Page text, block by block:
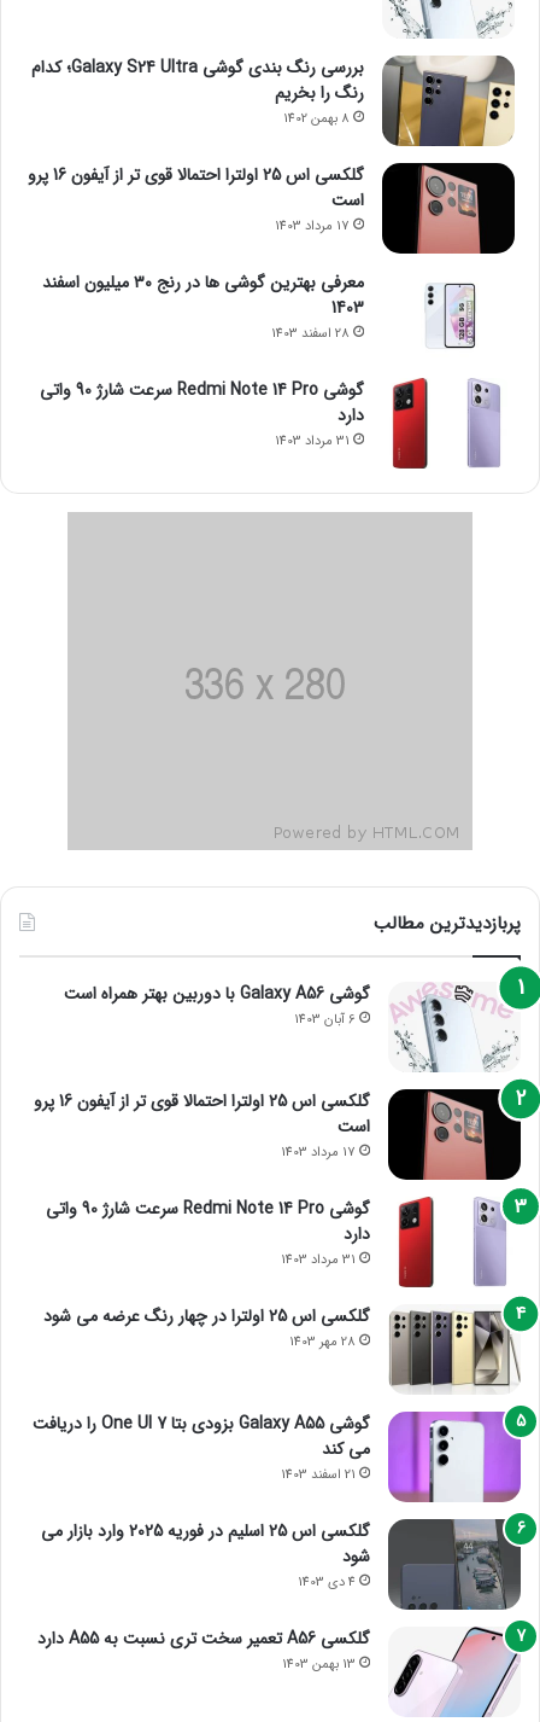
بررسی رنگ بندی گوشی Galaxy S24 Ultra؛ کدام
رنگ را بخریم
8 بهمن 1402
گلکسی اس 25 اولترا احتمالا قوی تر از آیفون 16 پرو
است
17 مرداد 1403
معرفی بهترین گوشی ها در رنج ۳۰ میلیون اسفند
1403
28 اسفند 1403
گوشی Redmi Note 14 Pro سرعت شارژ 90 واتی
دارد
31 مرداد 1403
پربازدیدترین مطالب
گوشی Galaxy A56 با دوربین بهتر همراه است
6 آبان 1403
گلکسی اس 25 اولترا احتمالا قوی تر از آیفون 16 پرو
است
17 مرداد 1403
گوشی Redmi Note 14 Pro سرعت شارژ 90 واتی
دارد
31 مرداد 1403
گلکسی اس 25 اولترا در چهار رنگ عرضه می شود
28 مهر 1403
گوشی Galaxy A55 بزودی بتا One UI 7 را دریافت
می کند
21 اسفند 1403
گلکسی اس 25 اسلیم در فوریه 2025 وارد بازار می
شود
4 دی 1403
گلکسی A56 تعمیر سخت تری نسبت به A55 دارد
13 بهمن 1403